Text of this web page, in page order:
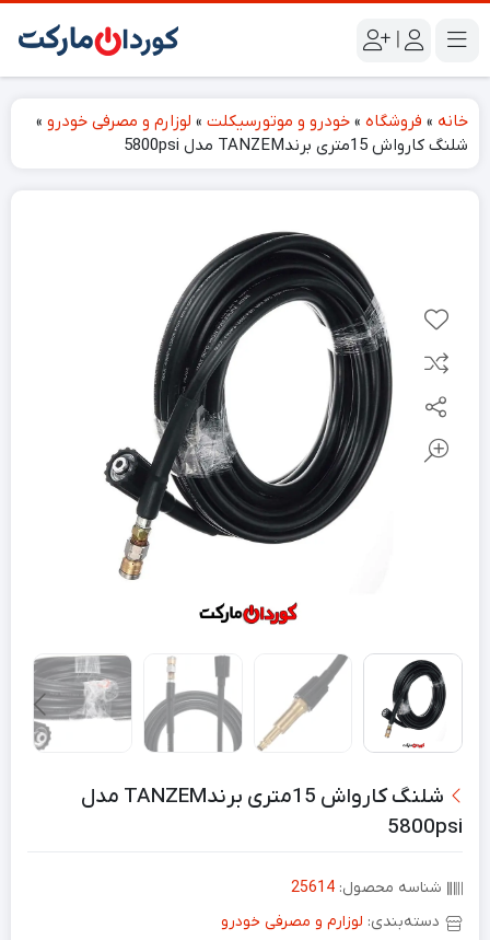
|
خانه » فروشگاه » خودرو و موتورسیکلت » لوزارم و مصرفی خودرو »
شلنگ کارواش 15متری برندTANZEM مدل 5800psi
شلنگ کارواش 15متری برندTANZEM مدل
5800psi
شناسه محصول: 25614
دسته‌بندی: لوزارم و مصرفی خودرو